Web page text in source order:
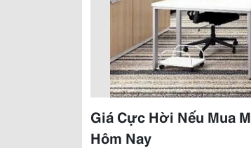
Giá Cực Hời Nếu Mua
Hôm Nay